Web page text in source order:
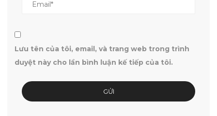
Lưu tên của tôi, email, và trang web trong trình
duyệt này cho lần bình luận kế tiếp của tôi.